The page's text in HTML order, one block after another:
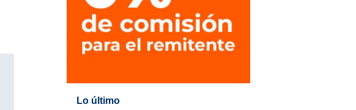
Lo último